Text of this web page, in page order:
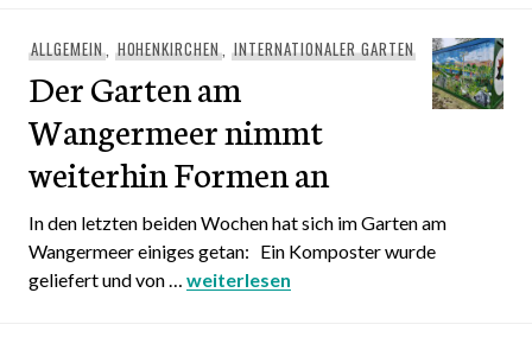
ALLGEMEIN, HOHENKIRCHEN,INTERNATIONALER GARTEN
Der Garten am
Wangermeer nimmt
weiterhin Formen an
In den letzten beiden Wochen hat sich im Garten am
Wangermeer einiges getan: Ein Komposter wurde
geliefert und von … Der Garten am Wangermeer nimmt
weiterlesen